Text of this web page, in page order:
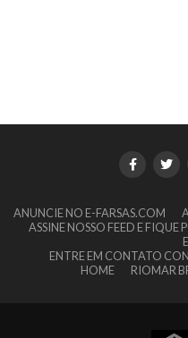
ANUNCIE NO E-FARSAS.COM
ASSINE NOSSO FEED E
ENTRE EM CONTATO
HOME
RIOMAR